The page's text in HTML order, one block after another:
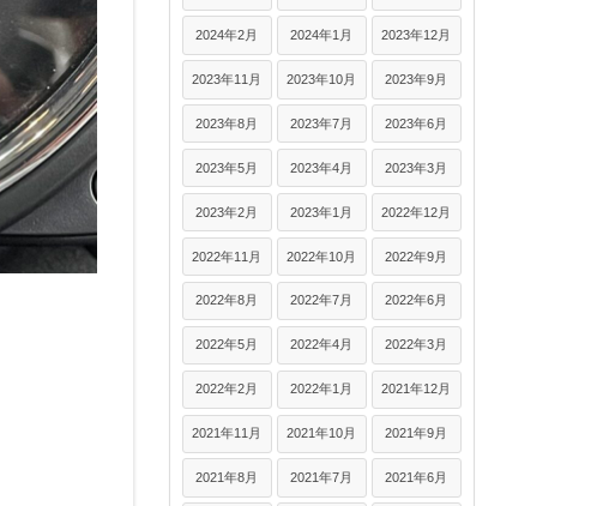
2024年2月 2024年1月 2023年12月
2023年11月 2023年10月 2023年9月
2023年8月 2023年7月 2023年6月
2023年5月 2023年4月 2023年3月
2023年2月 2023年1月 2022年12月
2022年11月 2022年10月 2022年9月
2022年8月 2022年7月 2022年6月
2022年5月 2022年4月 2022年3月
2022年2月 2022年1月 2021年12月
2021年11月 2021年10月 2021年9月
2021年8月 2021年7月 2021年6月